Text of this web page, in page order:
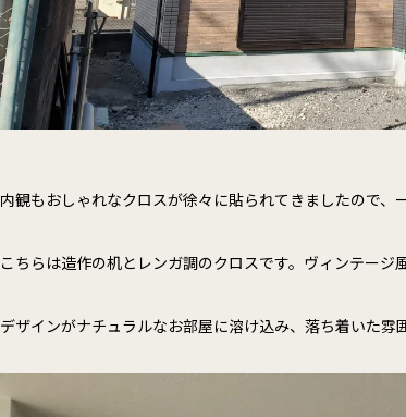
内観もおしゃれなクロスが徐々に貼られてきましたので、
こちらは造作の机とレンガ調のクロスです。ヴィンテージ
デザインがナチュラルなお部屋に溶け込み、落ち着いた雰